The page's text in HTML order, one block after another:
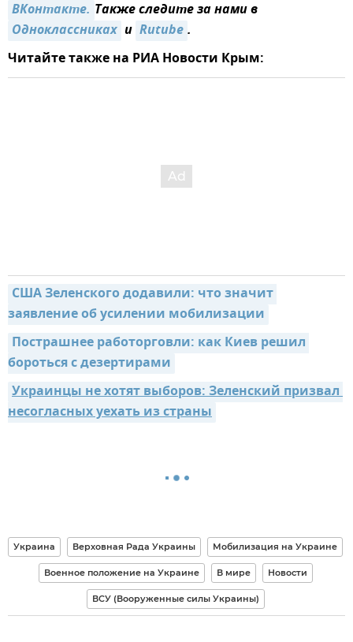
ВКонтакте. Также следите за нами в
Одноклассниках и Rutube.
Читайте также на РИА Новости Крым:
США Зеленского додавили: что значит
заявление об усилении мобилизации
Пострашнее работорговли: как Киев решил
бороться с дезертирами
Украинцы не хотят выборов: Зеленский призвал
несогласных уехать из страны
Украина Верховная Рада Украины Мобилизация на Украине
Военное положение на Украине В мире Новости
ВСУ (Вооруженные силы Украины)